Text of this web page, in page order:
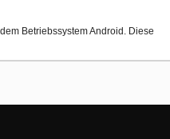
Betriebssystem Android. Diese